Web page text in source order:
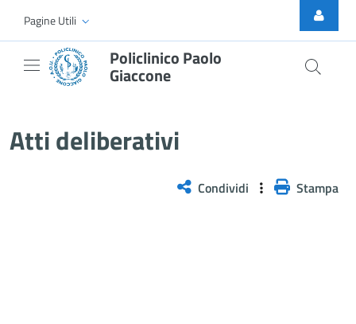
Skip to Main Content
Pagine Utili
Policlinico Paolo
Giaccone
Atti deliberativi
Condividi Stampa